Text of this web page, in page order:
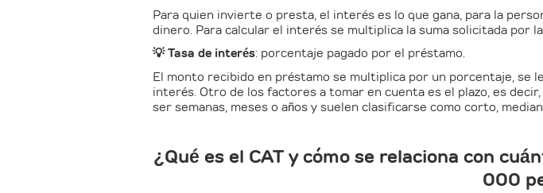
Para quien invierte o presta, el interés es lo que gana, para la
dinero. Para calcular el interés se multiplica la suma solicitada por
💡 Tasa de interés: porcentaje pagado por el préstamo.
El monto recibido en préstamo se multiplica por un porcentaje, se
interés. Otro de los factores a tomar en cuenta es el plazo, es
ser semanas, meses o años y suelen clasificarse como corto,
¿Qué es el CAT y cómo se relaciona con
000